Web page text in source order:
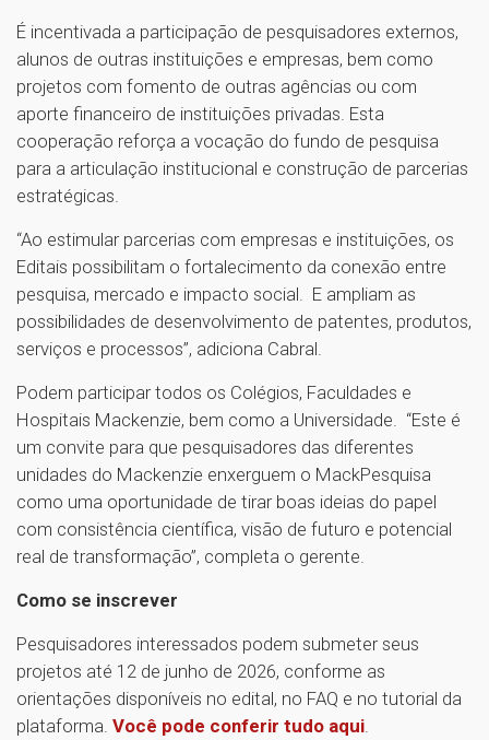
É incentivada a participação de pesquisadores externos,
alunos de outras instituições e empresas, bem como
projetos com fomento de outras agências ou com
aporte financeiro de instituições privadas. Esta
cooperação reforça a vocação do fundo de pesquisa
para a articulação institucional e construção de parcerias
estratégicas.
“Ao estimular parcerias com empresas e instituições, os
Editais possibilitam o fortalecimento da conexão entre
pesquisa, mercado e impacto social. E ampliam as
possibilidades de desenvolvimento de patentes, produtos,
serviços e processos”, adiciona Cabral.
Podem participar todos os Colégios, Faculdades e
Hospitais Mackenzie, bem como a Universidade. “Este é
um convite para que pesquisadores das diferentes
unidades do Mackenzie enxerguem o MackPesquisa
como uma oportunidade de tirar boas ideias do papel
com consistência científica, visão de futuro e potencial
real de transformação”, completa o gerente.
Como se inscrever
Pesquisadores interessados podem submeter seus
projetos até 12 de junho de 2026, conforme as
orientações disponíveis no edital, no FAQ e no tutorial da
plataforma. Você pode conferir tudo aqui
1